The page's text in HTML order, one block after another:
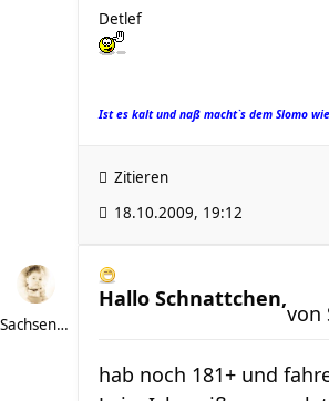
Detlef
Ist es kalt und naß macht`s dem Slomo
Zitieren
18.10.2009, 19:12
Sachsen Paul
Hallo Schnattchen,
von
hab noch 181+ und